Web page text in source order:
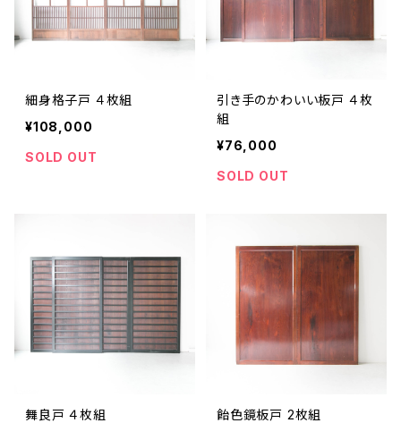
細身格子戸 ４枚組
¥108,000
SOLD OUT
引き手のかわいい板戸 ４枚
組
¥76,000
SOLD OUT
舞良戸 ４枚組
飴色鏡板戸 2枚組